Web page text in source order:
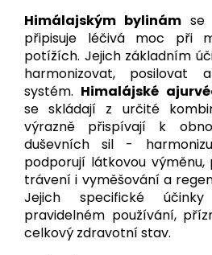
Himálajským bylinám se
připisuje léčivá moc při
potížích. Jejich základním
harmonizovat, posilovat
systém. Himalájské
se skládají z určité
výrazně přispívají k
duševních sil -
podporují látkovou
trávení i vyměšování a
Jejich specifické
pravidelném používání,
celkový zdravotní stav.